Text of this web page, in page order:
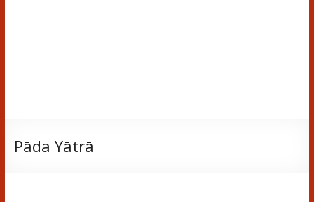
Pāda Yātrā